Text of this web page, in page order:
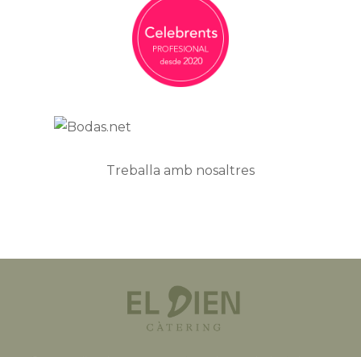
Treballa amb nosaltres